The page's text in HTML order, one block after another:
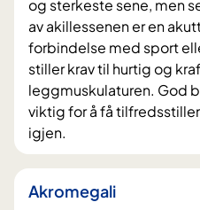
og sterkeste sene, men
av akillessenen er en
forbindelse med sport
stiller krav til hurtig og
leggmuskulaturen. God
viktig for å få
igjen.
Akromegali